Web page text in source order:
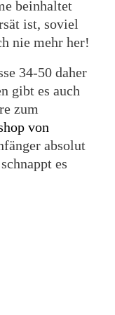
beinhaltet
ist, soviel
nie mehr her!
34-50 daher
gibt es auch
zum
von
absolut
es